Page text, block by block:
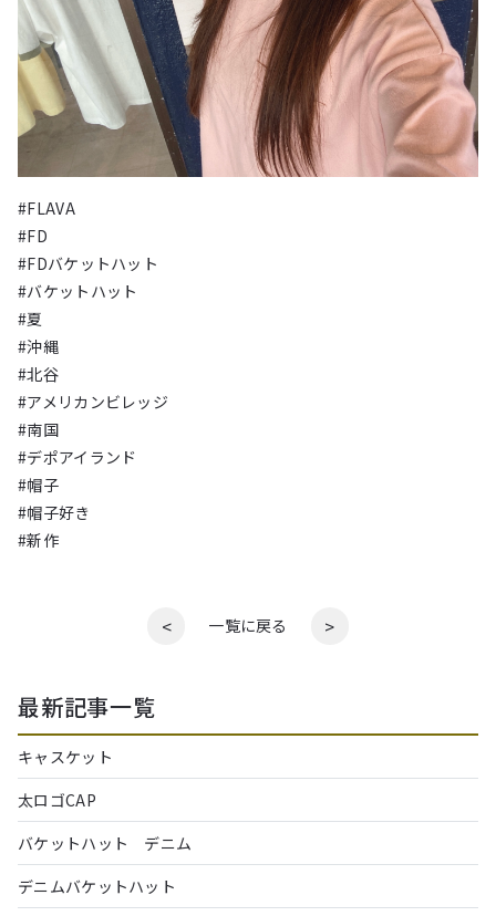
#FLAVA
#FD
#FDバケットハット
#バケットハット
#夏
#沖縄
#北谷
#アメリカンビレッジ
#南国
#デポアイランド
#帽子
#帽子好き
#新作
< 一覧に戻る >
最新記事一覧
キャスケット
太ロゴCAP
バケットハット デニム
デニムバケットハット